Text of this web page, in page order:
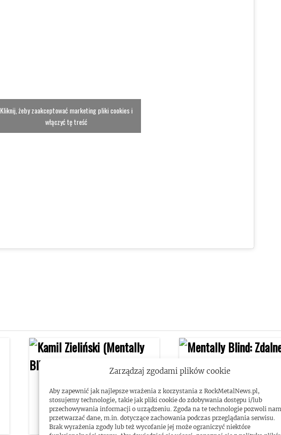
Zarządzaj zgodami plików cookie
Aby zapewnić jak najlepsze wrażenia z korzystania z RockMetalNews.pl,
stosujemy technologie, takie jak pliki cookie do zdobywania dostępu i/lub
przechowywania informacji o urządzeniu. Zgoda na te technologie pozwoli nam
przetwarzać dane, m.in. dotyczące zachowania podczas przeglądania serwisu.
Brak wyrażenia zgody lub też wycofanie jej może ograniczyć niektóre
Kliknij, żeby zaakceptować marketing pliki cookies i
włączyć tę treść